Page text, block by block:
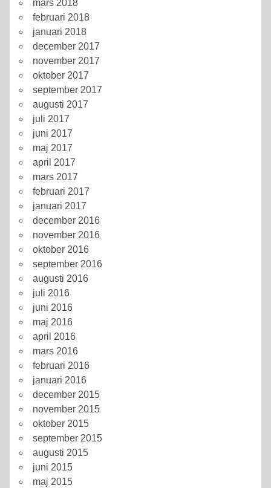
mars 2018
februari 2018
januari 2018
december 2017
november 2017
oktober 2017
september 2017
augusti 2017
juli 2017
juni 2017
maj 2017
april 2017
mars 2017
februari 2017
januari 2017
december 2016
november 2016
oktober 2016
september 2016
augusti 2016
juli 2016
juni 2016
maj 2016
april 2016
mars 2016
februari 2016
januari 2016
december 2015
november 2015
oktober 2015
september 2015
augusti 2015
juni 2015
maj 2015